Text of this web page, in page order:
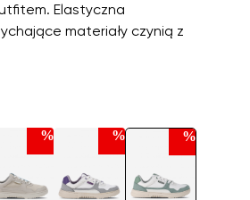
Elastyczna
materiały czynią z
% % %